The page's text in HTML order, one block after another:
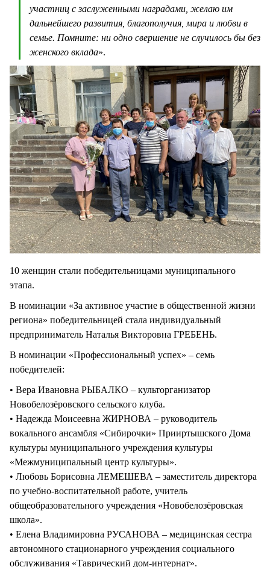
участниц с заслуженными наградами, желаю им
дальнейшего развития, благополучия, мира и любви в
семье. Помните: ни одно свершение не случилось бы без
женского вклада».
10 женщин стали победительницами муниципального
этапа.
В номинации «За активное участие в общественной жизни
региона» победительницей стала индивидуальный
предприниматель Наталья Викторовна ГРЕБЕНЬ.
В номинации «Профессиональный успех» – семь
победителей:
• Вера Ивановна РЫБАЛКО – культорганизатор
Новобелозёровского сельского клуба.
• Надежда Моисеевна ЖИРНОВА – руководитель
вокального ансамбля «Сибирочки» Прииртышского Дома
культуры муниципального учреждения культуры
«Межмуниципальный центр культуры».
• Любовь Борисовна ЛЕМЕШЕВА – заместитель директора
по учебно-воспитательной работе, учитель
общеобразовательного учреждения «Новобелозёровская
школа».
• Елена Владимировна РУСАНОВА – медицинская сестра
автономного стационарного учреждения социального
обслуживания «Таврический дом-интернат».